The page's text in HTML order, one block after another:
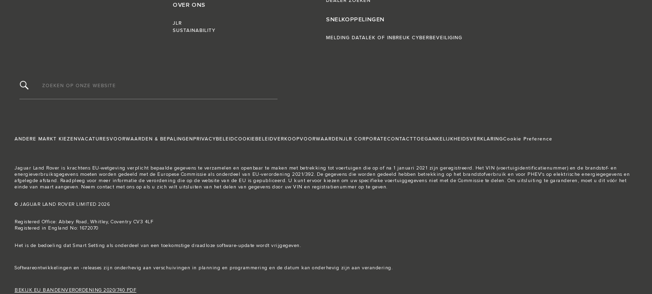
OVER ONS
JLR
SUSTAINABILITY
SNELKOPPELINGEN
MELDING DATALEK OF INBREUK CYBERBEVEILIGING
ZOEKEN OP ONZE WEBSITE
ANDERE MARKT KIEZENVACATURESVOORWAARDEN & BEPALINGENPRIVACYBELEIDCOOKIEBELEIDVERKOOPVOORWAARDENJLR CORPORATECONTACTTOEGANKELIJKHEIDSVERKLARINGCookie Preference
Jaguar Land Rover is krachtens EU-wetgeving verplicht bepaalde gegevens te verzamelen en openbaar te maken met betrekking tot voertuigen die op of na 1 januari 2021 zijn geregistreerd. Het VIN (voertuigidentificatienummer) en de brandstof- en
energieverbruiksgegevens moeten worden gedeeld met de Europese Commissie als onderdeel van EU-verordening 2021/392. De gegevens die worden gedeeld hebben betrekking op het brandstofverbruik en voor PHEV's op elektrische energiegegevens en
afgelegde afstand. Raadpleeg voor meer informatie de verordening die op de website van de EU is gepubliceerd. U kunt ervoor kiezen om uw specifieke voertuiggegevens niet met de Commissie te delen. Om uitsluiting te garanderen, moet u dit vóór het
einde van maart aangeven. Neem contact met ons op als u zich wilt uitsluiten van het delen van gegevens door uw VIN en registratienummer op te geven.
© JAGUAR LAND ROVER LIMITED 2026
Registered Office: Abbey Road, Whitley, Coventry CV3 4LF
Registered in England No: 1672070
Het is de bedoeling dat Smart Setting als onderdeel van een toekomstige draadloze software-update wordt vrijgegeven.
Softwareontwikkelingen en -releases zijn onderhevig aan verschuivingen in planning en programmering en de datum kan onderhevig zijn aan verandering.
BEKIJK EU BANDENVERORDENING 2020/740 PDF